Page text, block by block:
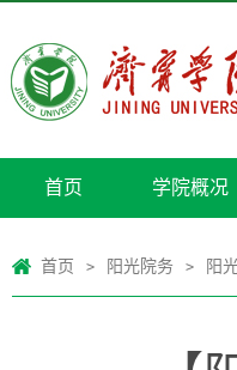
首页 学院概况
首页 > 阳光院务 > 阳